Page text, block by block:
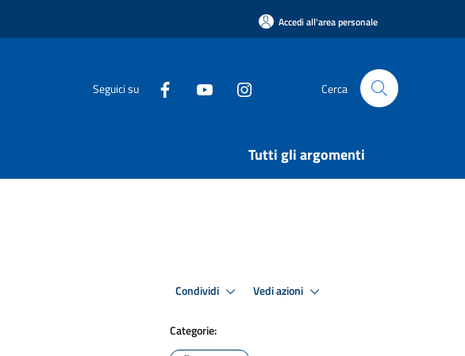
Accedi all'area personale
Seguici su Cerca
Tutti gli argomenti
Condividi Vedi azioni
Categorie: